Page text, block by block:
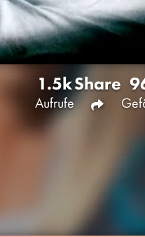
1.5k
Aufrufe
Share